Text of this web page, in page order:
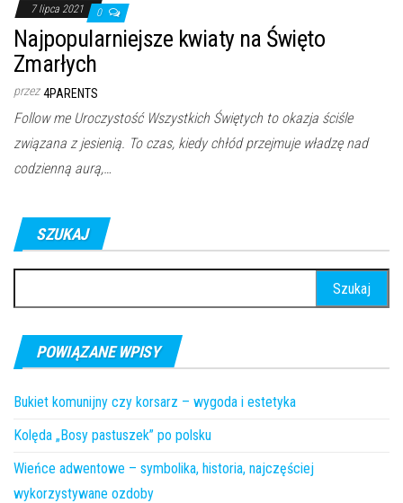
7 lipca 2021 0
Najpopularniejsze kwiaty na Święto
Zmarłych
przez 4PARENTS
Follow me Uroczystość Wszystkich Świętych to okazja ściśle
związana z jesienią. To czas, kiedy chłód przejmuje władzę nad
codzienną aurą,…
SZUKAJ
POWIĄZANE WPISY
Bukiet komunijny czy korsarz – wygoda i estetyka
Kolęda „Bosy pastuszek” po polsku
Wieńce adwentowe – symbolika, historia, najczęściej
wykorzystywane ozdoby